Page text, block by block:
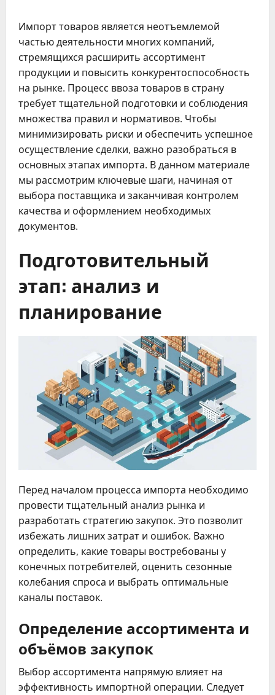
Импорт товаров является неотъемлемой
частью деятельности многих компаний,
стремящихся расширить ассортимент
продукции и повысить конкурентоспособность
на рынке. Процесс ввоза товаров в страну
требует тщательной подготовки и соблюдения
множества правил и нормативов. Чтобы
минимизировать риски и обеспечить успешное
осуществление сделки, важно разобраться в
основных этапах импорта. В данном материале
мы рассмотрим ключевые шаги, начиная от
выбора поставщика и заканчивая контролем
качества и оформлением необходимых
документов.
Подготовительный
этап: анализ и
планирование
Перед началом процесса импорта необходимо
провести тщательный анализ рынка и
разработать стратегию закупок. Это позволит
избежать лишних затрат и ошибок. Важно
определить, какие товары востребованы у
конечных потребителей, оценить сезонные
колебания спроса и выбрать оптимальные
каналы поставок.
Определение ассортимента и
объёмов закупок
Выбор ассортимента напрямую влияет на
эффективность импортной операции. Следует